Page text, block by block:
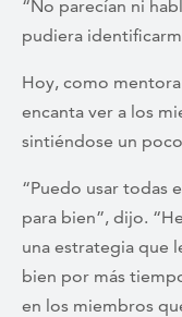
“No parecían ni
pudiera
Hoy, como
encanta ver a los
sintiéndose un
“Puedo usar todas
para bien”, dijo.
una estrategia que
bien por más
en los miembros